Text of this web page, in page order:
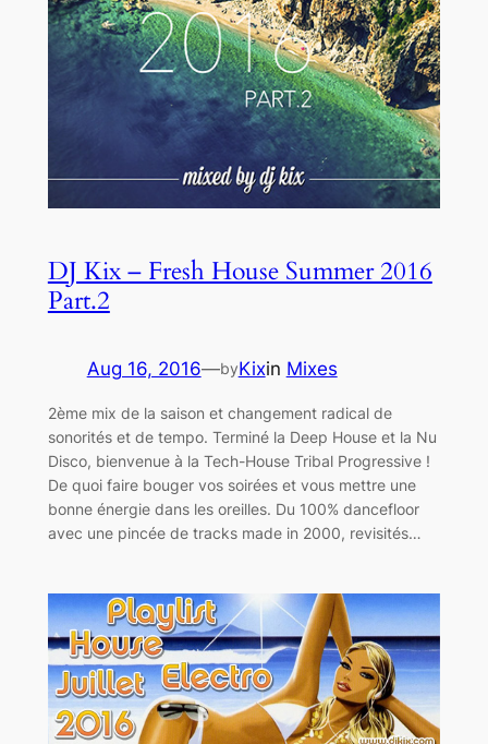
DJ Kix – Fresh House Summer 2016
Part.2
Aug 16, 2016—byKixin Mixes
2ème mix de la saison et changement radical de
sonorités et de tempo. Terminé la Deep House et la Nu
Disco, bienvenue à la Tech-House Tribal Progressive !
De quoi faire bouger vos soirées et vous mettre une
bonne énergie dans les oreilles. Du 100% dancefloor
avec une pincée de tracks made in 2000, revisités…